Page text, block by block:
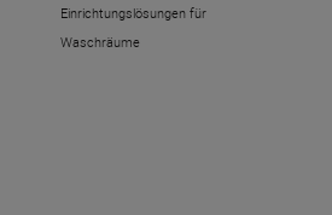
Einrichtungslösungen für
Waschräume